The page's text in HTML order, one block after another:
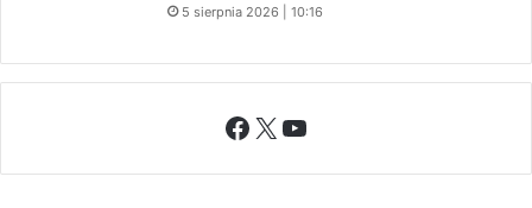
5 sierpnia 2026 | 10:16
Facebook
X YouTube